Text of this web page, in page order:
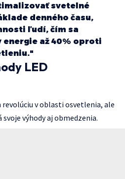
svetelné
denného času,
ľudí, čím sa
energie až 40% oproti
LED
v oblasti osvetlenia, ale
výhody aj obmedzenia.